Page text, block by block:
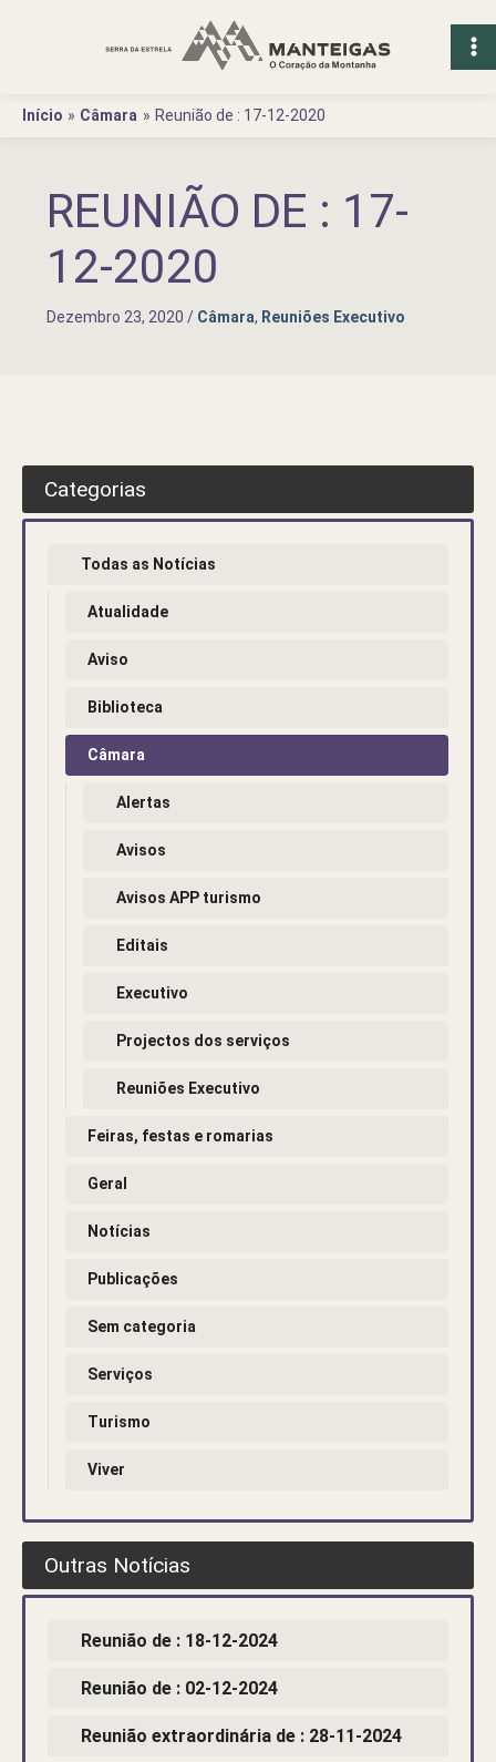
Início
Câmara Reunião de : 17-12-2020
REUNIÃO DE : 17-
12-2020
Dezembro 23, 2020 / Câmara, Reuniões Executivo
Categorias
Todas as Notícias
Atualidade
Aviso
Biblioteca
Câmara
Alertas
Avisos
Avisos APP turismo
Editais
Executivo
Projectos dos serviços
Reuniões Executivo
Feiras, festas e romarias
Geral
Notícias
Publicações
Sem categoria
Serviços
Turismo
Viver
Outras Notícias
Reunião de : 18-12-2024
Reunião de : 02-12-2024
Reunião extraordinária de : 28-11-2024